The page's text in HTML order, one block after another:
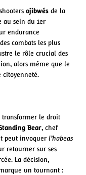
ojibwés de la
au sein du 1er
endurance
combats les plus
le rôle crucial des
alors même que le
transformer le droit
Bear, chef
peut invoquerl’habeas
retourner sur ses
La décision,
un tournant :